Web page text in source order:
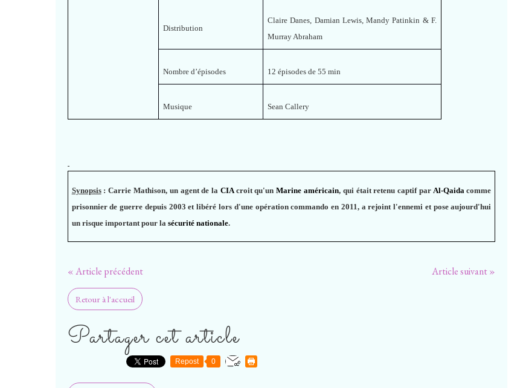
Distribution
Claire Danes, Damian Lewis, Mandy Patinkin & F.
Murray Abraham
Nombre d’épisodes 12 épisodes de 55 min
Musique Sean Callery
Synopsis: Carrie Mathison, un agent de la CIAcroit qu'unMarine américain, qui était retenu captif par Al-Qaida comme
prisonnier de guerre depuis 2003 et libéré lors d'une opération commando en 2011, a rejoint l'ennemi et pose aujourd'hui
un risque important pour la sécurité nationale.
« Article précédent Article suivant »
Retour à l'accueil
Partager cet article
Repost 0